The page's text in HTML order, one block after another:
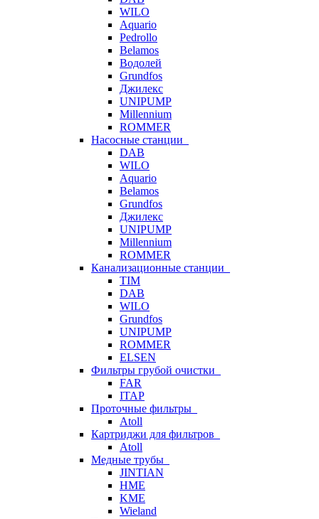
WILO
Aquario
Pedrollo
Belamos
Водолей
Grundfos
Джилекс
UNIPUMP
Millennium
ROMMER
Насосные станции
DAB
WILO
Aquario
Belamos
Grundfos
Джилекс
UNIPUMP
Millennium
ROMMER
Канализационные станции
TIM
DAB
WILO
Grundfos
UNIPUMP
ROMMER
ELSEN
Фильтры грубой очистки
FAR
ITAP
Проточные фильтры
Atoll
Картриджи для фильтров
Atoll
Медные трубы
JINTIAN
HME
KME
Wieland